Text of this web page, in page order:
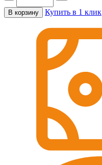
В корзину Купить в 1 клик